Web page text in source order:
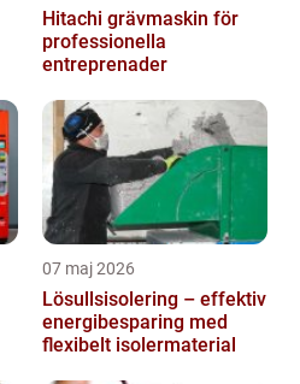
Hitachi grävmaskin för
professionella
entreprenader
07 maj 2026
Lösullsisolering – effektiv
energibesparing med
flexibelt isolermaterial